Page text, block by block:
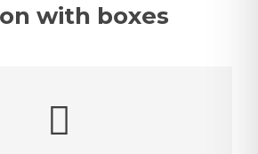
with boxes